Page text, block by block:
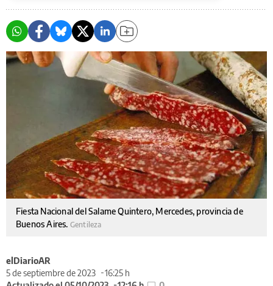
Fiesta Nacional del Salame Quintero, Mercedes, provincia de
Buenos Aires. Gentileza
elDiarioAR
5 de septiembre de 2023
16:25 h